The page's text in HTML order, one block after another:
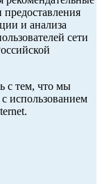
и анализа
сети
с тем, что мы
использованием